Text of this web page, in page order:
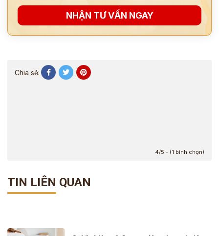
NHẬN TƯ VẤN NGAY
Chia sẻ:
4/5 - (1 bình chọn)
TIN LIÊN QUAN